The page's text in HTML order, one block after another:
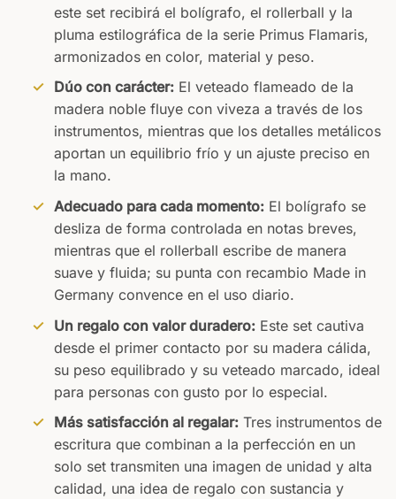
este set recibirá el bolígrafo, el rollerball y la
pluma estilográfica de la serie Primus Flamaris,
armonizados en color, material y peso.
Dúo con carácter:El veteado flameado de la
madera noble fluye con viveza a través de los
instrumentos, mientras que los detalles metálicos
aportan un equilibrio frío y un ajuste preciso en
la mano.
Adecuado para cada momento:El bolígrafo se
desliza de forma controlada en notas breves,
mientras que el rollerball escribe de manera
suave y fluida; su punta con recambio Made in
Germany convence en el uso diario.
Un regalo con valor duradero:Este set cautiva
desde el primer contacto por su madera cálida,
su peso equilibrado y su veteado marcado, ideal
para personas con gusto por lo especial.
Más satisfacción al regalar:Tres instrumentos de
escritura que combinan a la perfección en un
solo set transmiten una imagen de unidad y alta
calidad, una idea de regalo con sustancia y